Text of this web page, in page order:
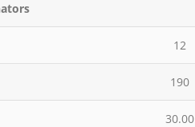
12
190
30.00